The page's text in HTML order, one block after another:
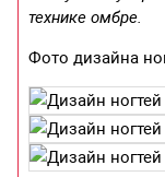
технике омбре.
Фото дизайна